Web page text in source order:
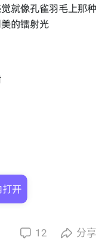
就像孔雀羽毛上那种
的镭射光
 12  分享
开